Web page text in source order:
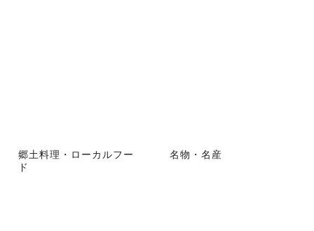
郷土料理・ローカルフー
ド
名物・名産